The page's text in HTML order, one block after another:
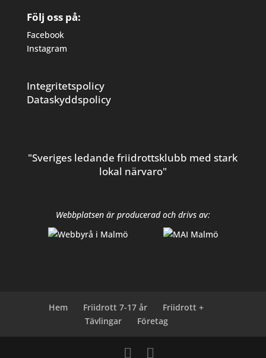
Följ oss på:
Facebook
Instagram
Integritetspolicy
Dataskyddspolicy
"Sveriges ledande friidrottsklubb med stark
lokal närvaro"
Webbplatsen är producerad och drivs av:
Hem Friidrott 7-17 år
Friidrott +
Tävlingar
Företag